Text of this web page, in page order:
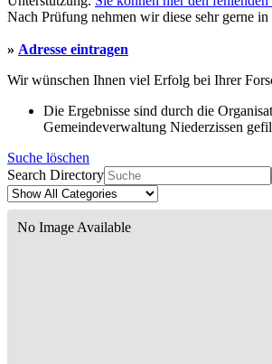
Nach Prüfung nehmen wir diese sehr gerne
» Adresse eintragen
Wir wünschen Ihnen viel Erfolg bei Ihrer
Die Ergebnisse sind durch die
Gemeindeverwaltung Niederzissen
Suche löschen
Search Directory
No Image Available